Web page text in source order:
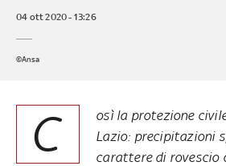
04 ott 2020 - 13:26
©Ansa
C
osì la protezione
Lazio: precipitazioni
carattere di rovescio